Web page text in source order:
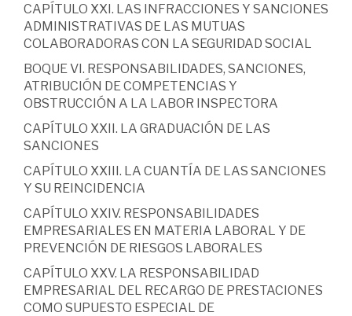
CAPÍTULO XXI. LAS INFRACCIONES Y SANCIONES
ADMINISTRATIVAS DE LAS MUTUAS
COLABORADORAS CON LA SEGURIDAD SOCIAL
BOQUE VI. RESPONSABILIDADES, SANCIONES,
ATRIBUCIÓN DE COMPETENCIAS Y
OBSTRUCCIÓN A LA LABOR INSPECTORA
CAPÍTULO XXII. LA GRADUACIÓN DE LAS
SANCIONES
CAPÍTULO XXIII. LA CUANTÍA DE LAS SANCIONES
Y SU REINCIDENCIA
CAPÍTULO XXIV. RESPONSABILIDADES
EMPRESARIALES EN MATERIA LABORAL Y DE
PREVENCIÓN DE RIESGOS LABORALES
CAPÍTULO XXV. LA RESPONSABILIDAD
EMPRESARIAL DEL RECARGO DE PRESTACIONES
COMO SUPUESTO ESPECIAL DE